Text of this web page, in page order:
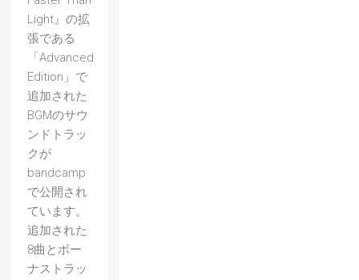
Light』の拡
張である
「Advanced
Edition」で
追加された
BGMのサウ
ンドトラッ
クが
bandcamp
で公開され
ています。
追加された
8曲とボー
ナストラッ